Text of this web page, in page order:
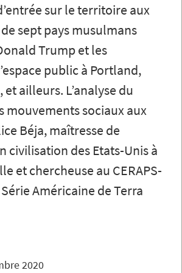
sur le territoire aux
sept pays musulmans
Trump et les
public à Portland,
et ailleurs. L’analyse du
mouvements sociaux aux
Béja, maîtresse de
civilisation des Etats-Unis à
et chercheuse au CERAPS-
Américaine de Terra
2020